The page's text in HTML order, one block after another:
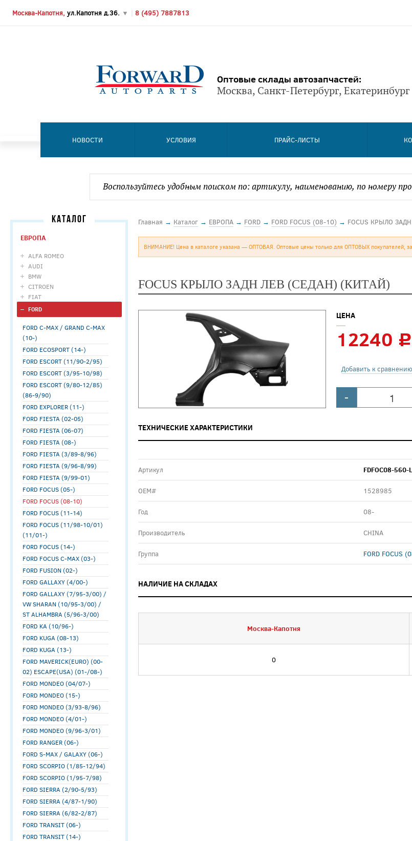
Москва-Капотня, ул.Капотня д.36. ▼ 8 (495) 7887813
Оптовые склады автозапчастей:
Москва, Санкт-Петербург, Екатеринбург
НОВОСТИ УСЛОВИЯ ПРАЙС-ЛИСТЫ
КАТАЛОГ
ЕВРОПА
ALFA ROMEO
AUDI
BMW
CITROEN
FIAT
FORD
FORD C-MAX / GRAND C-MAX
(10-)
FORD ECOSPORT (14-)
FORD ESCORT (11/90-2/95)
FORD ESCORT (3/95-10/98)
FORD ESCORT (9/80-12/85)
(86-9/90)
FORD EXPLORER (11-)
FORD FIESTA (02-05)
FORD FIESTA (06-07)
FORD FIESTA (08-)
FORD FIESTA (3/89-8/96)
FORD FIESTA (9/96-8/99)
FORD FIESTA (9/99-01)
FORD FOCUS (05-)
FORD FOCUS (08-10)
FORD FOCUS (11-14)
FORD FOCUS (11/98-10/01)
(11/01-)
FORD FOCUS (14-)
FORD FOCUS C-MAX (03-)
FORD FUSION (02-)
FORD GALLAXY (4/00-)
FORD GALLAXY (7/95-3/00) /
VW SHARAN (10/95-3/00) /
ST ALHAMBRA (5/96-3/00)
FORD KA (10/96-)
FORD KUGA (08-13)
FORD KUGA (13-)
FORD MAVERICK(EURO) (00-
02) ESCAPE(USA) (01-/08-)
FORD MONDEO (04/07-)
FORD MONDEO (15-)
FORD MONDEO (3/93-8/96)
FORD MONDEO (4/01-)
FORD MONDEO (9/96-3/01)
FORD RANGER (06-)
FORD S-MAX / GALAXY (06-)
FORD SCORPIO (1/85-12/94)
FORD SCORPIO (1/95-7/98)
FORD SIERRA (2/90-5/93)
FORD SIERRA (4/87-1/90)
FORD SIERRA (6/82-2/87)
FORD TRANSIT (06-)
FORD TRANSIT (14-)
Главная → Каталог → ЕВРОПА → FORD → FORD FOCUS (08-10) → FOCUS КРЫЛО
ВНИМАНИЕ! Цена в каталоге указана — ОПТОВАЯ. Оптовые цены только для ОПТОВЫХ покупателей,
FOCUS КРЫЛО ЗАДН ЛЕВ (СЕДАН) (КИТАЙ)
ЦЕНА
12240 c
Добавить к сравнению
-
ТЕХНИЧЕСКИЕ ХАРАКТЕРИСТИКИ
Артикул FDFOC08-560-L
ОЕМ# 1528985
Год 08-
Производитель CHINA
Группа FORD FOCUS
НАЛИЧИЕ НА СКЛАДАХ
Москва-Капотня
0